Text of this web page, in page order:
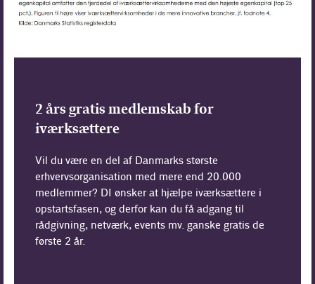
2 års gratis medlemskab for
iværksættere
Vil du være en del af Danmarks største
erhvervsorganisation med mere end 20.000
medlemmer? DI ønsker at hjælpe iværksættere i
opstartsfasen, og derfor kan du få adgang til
rådgivning, netværk, events mv. ganske gratis de
første 2 år.